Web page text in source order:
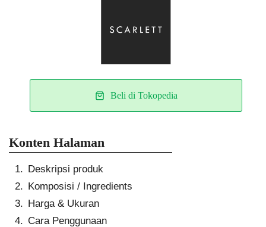
Beli di Tokopedia
Konten Halaman
Deskripsi produk
Komposisi / Ingredients
Harga & Ukuran
Cara Penggunaan